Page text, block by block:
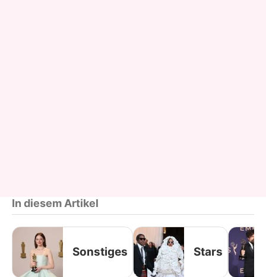
In diesem Artikel
Sonstiges Stars